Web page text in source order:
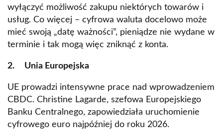
wyłączyć możliwość zakupu niektórych towarów i
usług. Co więcej – cyfrowa waluta docelowo może
mieć swoją „datę ważności”, pieniądze nie wydane w
terminie i tak mogą więc zniknąć z konta.
2. Unia Europejska
UE prowadzi intensywne prace nad wprowadzeniem
CBDC. Christine Lagarde, szefowa Europejskiego
Banku Centralnego, zapowiedziała uruchomienie
cyfrowego euro najpóźniej do roku 2026.